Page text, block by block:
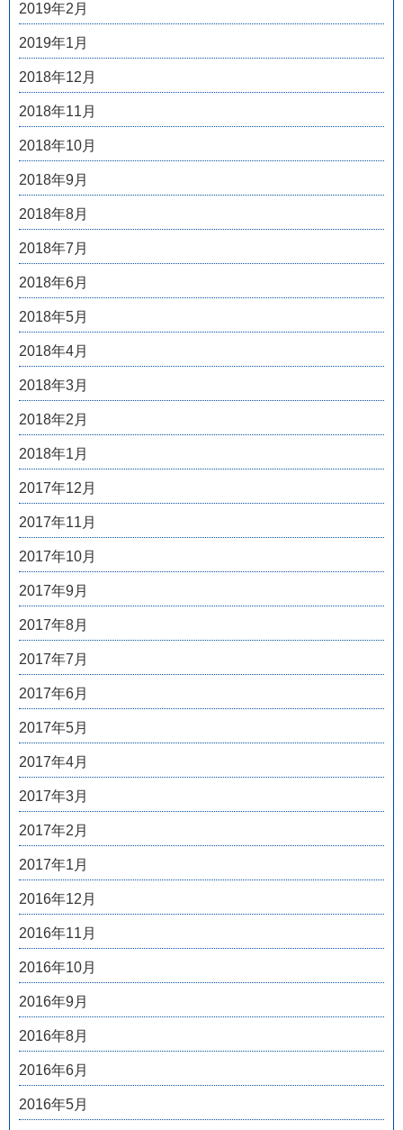
2019年2月
2019年1月
2018年12月
2018年11月
2018年10月
2018年9月
2018年8月
2018年7月
2018年6月
2018年5月
2018年4月
2018年3月
2018年2月
2018年1月
2017年12月
2017年11月
2017年10月
2017年9月
2017年8月
2017年7月
2017年6月
2017年5月
2017年4月
2017年3月
2017年2月
2017年1月
2016年12月
2016年11月
2016年10月
2016年9月
2016年8月
2016年6月
2016年5月